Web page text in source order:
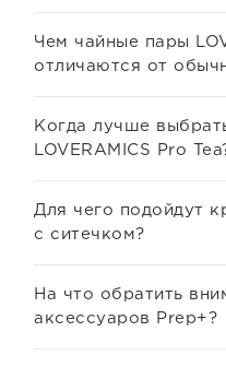
Чем чайные пары
отличаются от
Когда лучше
LOVERAMICS Pro
Для чего подойдут
с ситечком?
На что обратить
аксессуаров Prep+?